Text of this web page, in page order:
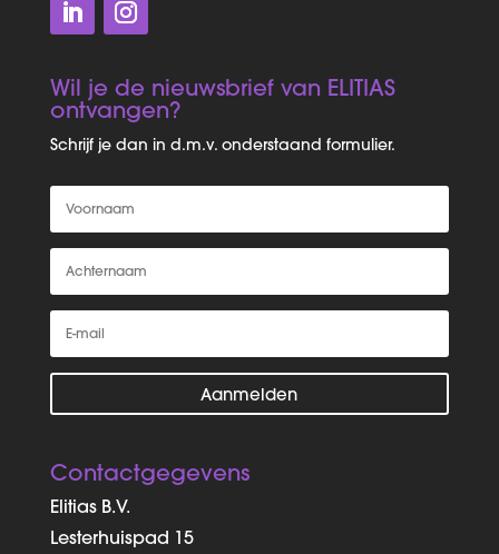
Wil je de nieuwsbrief van ELITIAS
ontvangen?
Schrijf je dan in d.m.v. onderstaand formulier.
Aanmelden
Contactgegevens
Elitias B.V.
Lesterhuispad 15